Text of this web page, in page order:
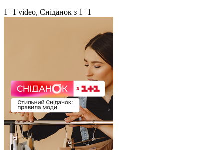
1+1 video, Сніданок з 1+1